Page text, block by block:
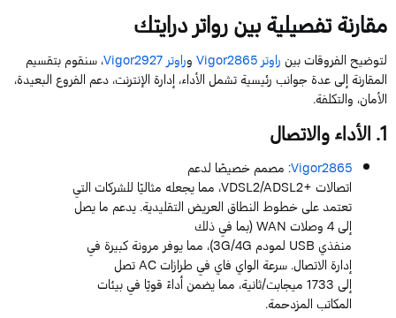
مقارنة تفصيلية بينرواتردرايتك
لتوضيح الفروقات بينراوترVigor2865وراوترVigor2927، سنقوم بتقسيم
المقارنة إلى عدة جوانب رئيسية تشمل الأداء، إدارة الإنترنت، دعم الفروع البعيدة،
الأمان، والتكلفة.
1. الأداء والاتصال
Vigor2865: مصمم خصيصًا لدعم
اتصالات+
VDSL2/ADSL2، مما يجعله مثاليًا للشركات التي
تعتمد على خطوط النطاق العريض التقليدية. يدعم ما يصل
إلى4وصلاتWAN(بما في ذلك
منفذيUSB لمودم3G/4G)، مما يوفر مرونة كبيرة في
إدارة الاتصال. سرعةالوايفايفي طرازاتACتصل
إلى1733ميجابت/ثانية، مما يضمن أداءً قويًا في بيئات
المكاتب المزدحمة.